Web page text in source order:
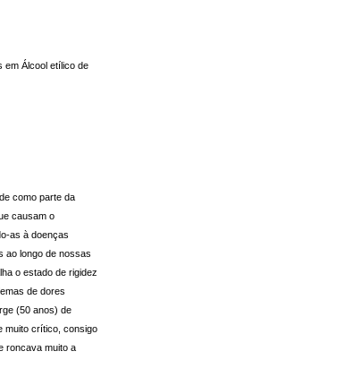
em Álcool etílico de
como parte da
causam o
as à doenças
ao longo de nossas
o estado de rigidez
de dores
(50 anos) de
muito crítico, consigo
roncava muito a